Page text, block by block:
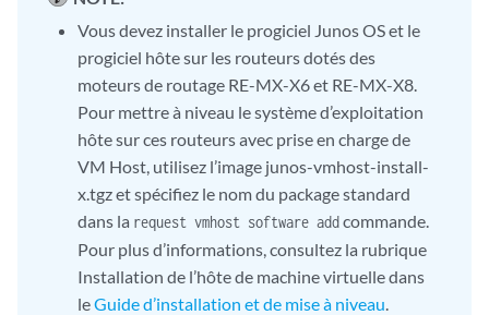
Vous devez installer le progiciel Junos OS et le
progiciel hôte sur les routeurs dotés des
moteurs de routage RE-MX-X6 et RE-MX-X8.
Pour mettre à niveau le système d’exploitation
hôte sur ces routeurs avec prise en charge de
VM Host, utilisez l’image junos-vmhost-install-
x.tgz et spécifiez le nom du package standard
dans la request vmhost software addcommande.
Pour plus d’informations, consultez la rubrique
Installation de l’hôte de machine virtuelle dans
leGuide d’installation et de mise à niveau.